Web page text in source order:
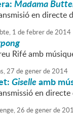
Madama
en directe
1 defebrerde2014
Rifé amb
27 degenerde2014
Giselleamb
en
26 degenerde